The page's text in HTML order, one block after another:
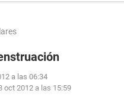
a las 06:34
oct 2012 a las 15:59